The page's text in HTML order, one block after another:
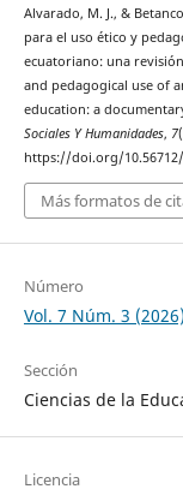
Alvarado, M. J., &
para el uso ético y
ecuatoriano: una
and pedagogical use of
education: a
Sociales Y Humanidades, 7
https://doi.org/
Más formatos de
Número
Vol. 7 Núm. 3
Sección
Ciencias de la
Licencia